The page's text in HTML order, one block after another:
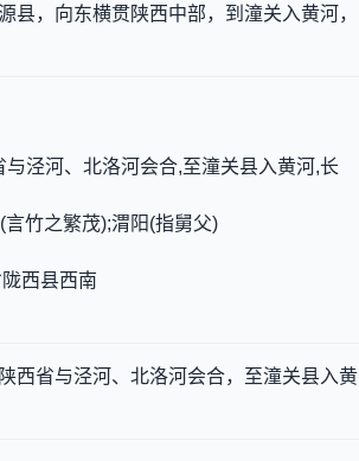
县，向东横贯陕西中部，到潼关入黄河，
泾河、北洛河会合,至潼关县入黄河,长
竹之繁茂);渭阳(指舅父)
西县西南
西省与泾河、北洛河会合，至潼关县入黄